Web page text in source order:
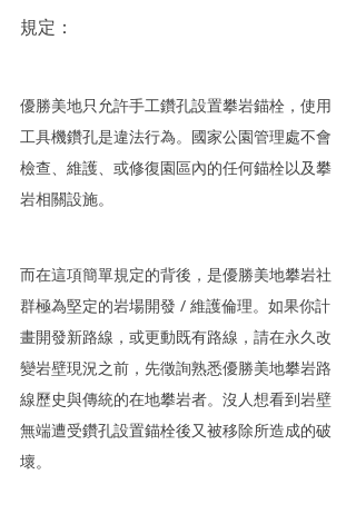
規定：
優勝美地只允許手工鑽孔設置攀岩錨栓，使用
工具機鑽孔是違法行為。國家公園管理處不會
檢查、維護、或修復園區內的任何錨栓以及攀
岩相關設施。
而在這項簡單規定的背後，是優勝美地攀岩社
群極為堅定的岩場開發 / 維護倫理。如果你計
畫開發新路線，或更動既有路線，請在永久改
變岩壁現況之前，先徵詢熟悉優勝美地攀岩路
線歷史與傳統的在地攀岩者。沒人想看到岩壁
無端遭受鑽孔設置錨栓後又被移除所造成的破
壞。